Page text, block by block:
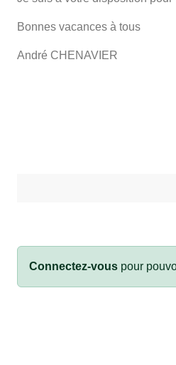
Bonnes vacances à tous
André CHENAVIER
Connectez-vous pour